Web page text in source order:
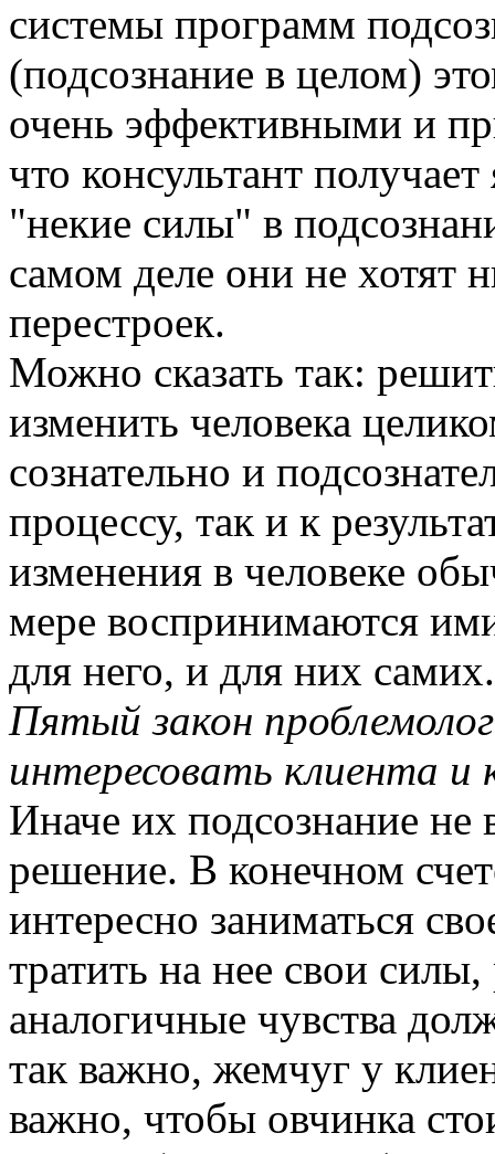
системы программ
(подсознание в целом)
очень эффективными и
что консультант
"некие силы" в
самом деле они не хотят
перестроек.
Можно сказать так:
изменить человека
сознательно и
процессу, так и к
изменения в человеке
мере воспринимаются
для него, и для них самих.
Пятый закон
интересовать клиента и
Иначе их подсознание не
решение. В конечном
интересно заниматься
тратить на нее свои
аналогичные чувства
так важно, жемчуг у
важно, чтобы овчинка